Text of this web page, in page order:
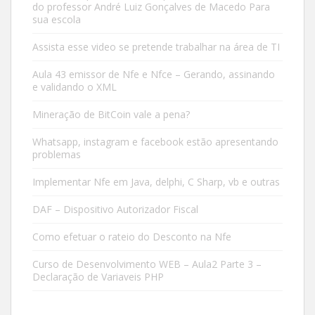
do professor André Luiz Gonçalves de Macedo Para
sua escola
Assista esse video se pretende trabalhar na área de TI
Aula 43 emissor de Nfe e Nfce – Gerando, assinando
e validando o XML
Mineração de BitCoin vale a pena?
Whatsapp, instagram e facebook estão apresentando
problemas
Implementar Nfe em Java, delphi, C Sharp, vb e outras
DAF – Dispositivo Autorizador Fiscal
Como efetuar o rateio do Desconto na Nfe
Curso de Desenvolvimento WEB – Aula2 Parte 3 –
Declaração de Variaveis PHP